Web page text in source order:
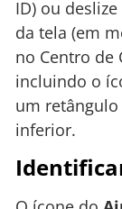
ID) ou
da tela (em
no Centro de
incluindo o
um
inferior.